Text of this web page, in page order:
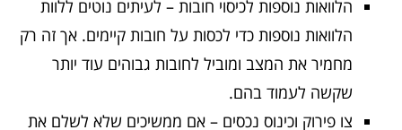
הלוואות נוספות לכיסוי חובות – לעיתים נוטים ללוות
הלוואות נוספות כדי לכסות על חובות קיימים. אך זה רק
מחמיר את המצב ומוביל לחובות גבוהים עוד יותר
שקשה לעמוד בהם.
צו פירוק וכינוס נכסים – אם ממשיכים שלא לשלם את